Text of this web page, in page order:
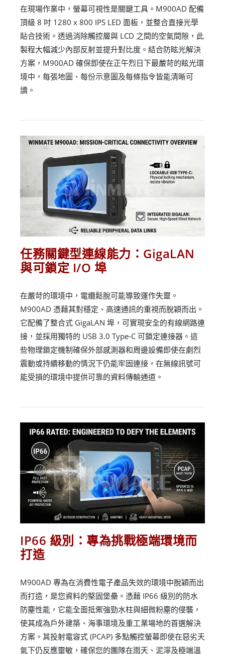
在現場作業中，螢幕可視性是關鍵工具。M900AD 配備
頂級 8 吋 1280 x 800 IPS LED 面板，並整合直接光學
貼合技術。透過消除觸控層與 LCD 之間的空氣間隙，此
製程大幅減少內部反射並提升對比度。結合防眩光解決
方案，M900AD 確保即使在正午烈日下最嚴苛的眩光環
境中，每張地圖、每份示意圖及每條指令皆能清晰可
讀。
任務關鍵型連線能力：GigaLAN
與可鎖定 I/O 埠
在嚴苛的環境中，電纜鬆脫可能導致運作失靈。
M900AD 憑藉其對穩定、高速通訊的重視而脫穎而出。
它配備了整合式 GigaLAN 埠，可實現安全的有線網路連
接，並採用獨特的 USB 3.0 Type-C 可鎖定連接器。這
些物理鎖定機制確保外部感測器和周邊設備即使在劇烈
震動或持續移動的情況下仍能牢固連接，在無線訊號可
能受損的環境中提供可靠的資料傳輸通道。
IP66 級別：專為挑戰極端環境而
打造
M900AD 專為在消費性電子產品失效的環境中脫穎而出
而打造，是您資料的堅固堡壘。憑藉 IP66 級別的防水
防塵性能，它能全面抵禦強勁水柱與細微粉塵的侵襲，
使其成為戶外建築、海事環境及重工業場地的首選解決
方案。其投射電容式 (PCAP) 多點觸控螢幕即使在惡劣天
氣下仍反應靈敏，確保您的團隊在雨天、泥濘及極端溫